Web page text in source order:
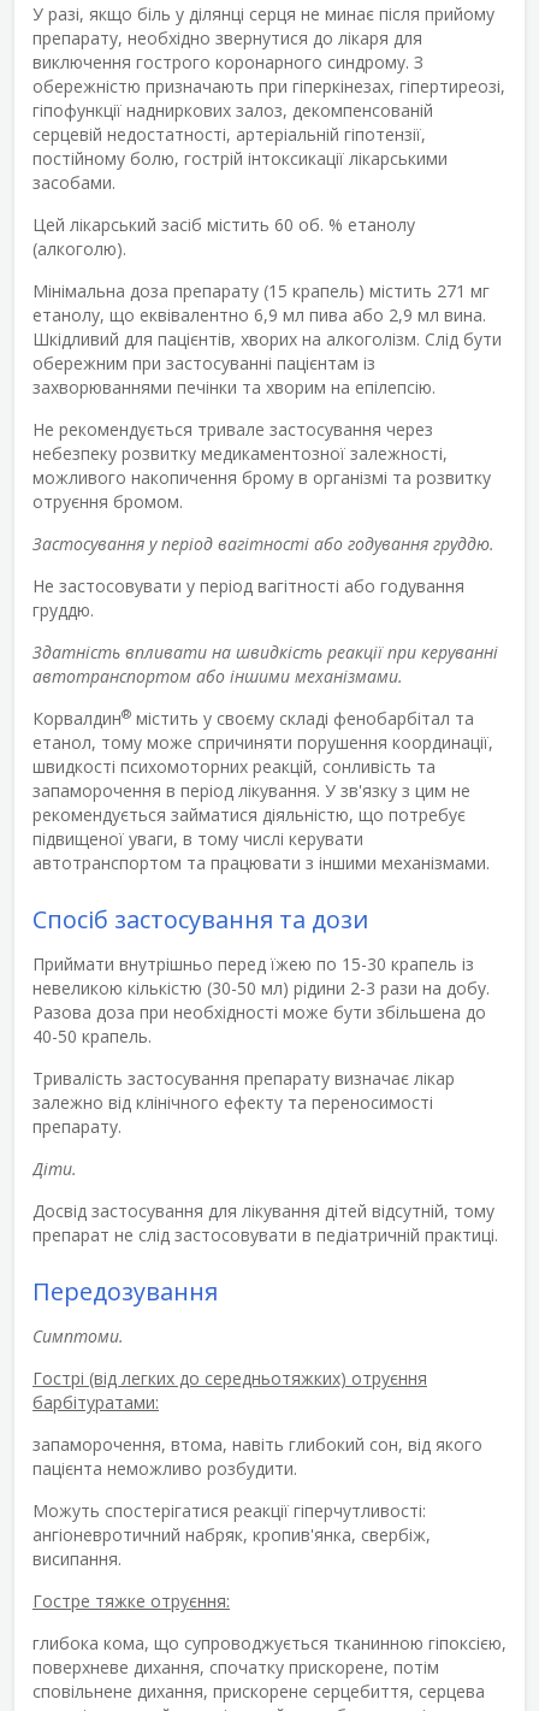
У разі, якщо біль у ділянці серця не минає після прийому
препарату, необхідно звернутися до лікаря для
виключення гострого коронарного синдрому. З
обережністю призначають при гіперкінезах, гіпертиреозі,
гіпофункції надниркових залоз, декомпенсованій
серцевій недостатності, артеріальній гіпотензії,
постійному болю, гострій інтоксикації лікарськими
засобами.
Цей лікарський засіб містить 60 об. % етанолу
(алкоголю).
Мінімальна доза препарату (15 крапель) містить 271 мг
етанолу, що еквівалентно 6,9 мл пива або 2,9 мл вина.
Шкідливий для пацієнтів, хворих на алкоголізм. Слід бути
обережним при застосуванні пацієнтам із
захворюваннями печінки та хворим на епілепсію.
Не рекомендується тривале застосування через
небезпеку розвитку медикаментозної залежності,
можливого накопичення брому в організмі та розвитку
отруєння бромом.
Застосування у період вагітності або годування груддю.
Не застосовувати у період вагітності або годування
груддю.
Здатність впливати на швидкість реакції при керуванні
автотранспортом або іншими механізмами.
Корвалдин® містить у своєму складі фенобарбітал та
етанол, тому може спричиняти порушення координації,
швидкості психомоторних реакцій, сонливість та
запаморочення в період лікування. У зв'язку з цим не
рекомендується займатися діяльністю, що потребує
підвищеної уваги, в тому числі керувати
автотранспортом та працювати з іншими механізмами.
Спосіб застосування та дози
Приймати внутрішньо перед їжею по 15-30 крапель із
невеликою кількістю (30-50 мл) рідини 2-3 рази на добу.
Разова доза при необхідності може бути збільшена до
40-50 крапель.
Тривалість застосування препарату визначає лікар
залежно від клінічного ефекту та переносимості
препарату.
Діти.
Досвід застосування для лікування дітей відсутній, тому
препарат не слід застосовувати в педіатричній практиці.
Передозування
Симптоми.
Гострі (від легких до середньотяжких) отруєння
барбітуратами:
запаморочення, втома, навіть глибокий сон, від якого
пацієнта неможливо розбудити.
Можуть спостерігатися реакції гіперчутливості:
ангіоневротичний набряк, кропив'янка, свербіж,
висипання.
Гостре тяжке отруєння:
глибока кома, що супроводжується тканинною гіпоксією,
поверхневе дихання, спочатку прискорене, потім
сповільнене дихання, прискорене серцебиття, серцева